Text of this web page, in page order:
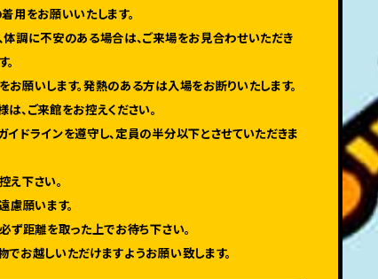
用をお願いいたします。
体調に不安のある場合は、ご来場をお見合わせいただき
お願いします。発熱のある方は入場をお断りいたします。
、ご来館をお控えください。
イドラインを遵守し、定員の半分以下とさせていただきま
え下さい。
慮願います。
ず距離を取った上でお待ち下さい。
でお越しいただけますようお願い致します。